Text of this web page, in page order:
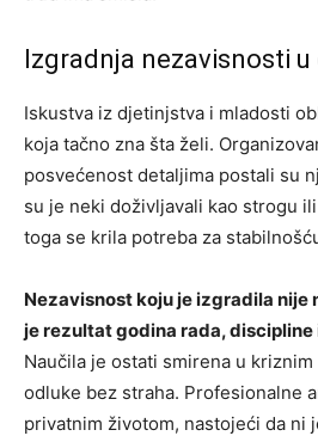
Izgradnja nezavisnosti
Iskustva iz djetinjstva i mladosti
koja tačno zna šta želi.
posvećenost detaljima postali su
su je neki doživljavali kao strogu
toga se krila potreba za
Nezavisnost koju je izgradila nije
je rezultat godina rada,
Naučila je ostati smirena u
odluke bez straha. Profesionalne
privatnim životom, nastojeći da ni